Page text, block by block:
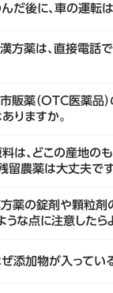
だ後に、車の運転は
方薬は、直接電話
販薬（OTC医薬品
りますか。
は、どこの産地の
留農薬は大丈夫です
方薬の錠剤や顆粒剤
うな点に注意したら
添加物が入ってい